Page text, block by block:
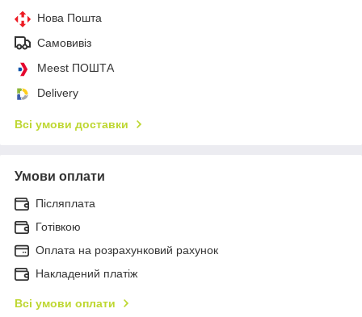
Нова Пошта
Самовивіз
Meest ПОШТА
Delivery
Всі умови доставки
Умови оплати
Післяплата
Готівкою
Оплата на розрахунковий рахунок
Накладений платіж
Всі умови оплати